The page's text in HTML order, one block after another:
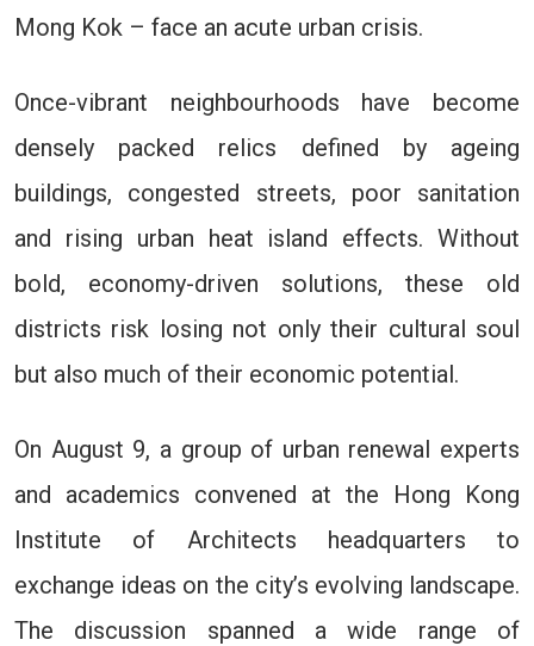
Mong Kok – face an acute urban crisis.
Once-vibrant neighbourhoods have become
densely packed relics defined by ageing
buildings, congested streets, poor sanitation
and rising urban heat island effects. Without
bold, economy-driven solutions, these old
districts risk losing not only their cultural soul
but also much of their economic potential.
On August 9, a group of urban renewal experts
and academics convened at the Hong Kong
Institute of Architects headquarters to
exchange ideas on the city’s evolving landscape.
The discussion spanned a wide range of